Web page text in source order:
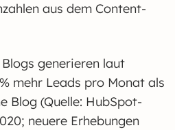
aus dem Content-
generieren laut
mehr Leads pro Monat als
Blog (Quelle: HubSpot-
neuere Erhebungen